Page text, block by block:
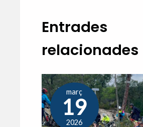
Entrades
relacionades
març
19
2026